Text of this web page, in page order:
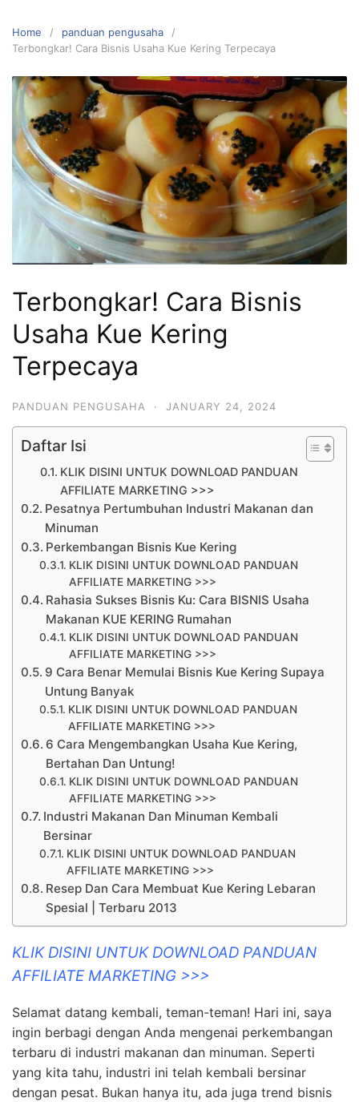
Home
panduan pengusaha
Terbongkar! Cara Bisnis Usaha Kue Kering Terpecaya
Terbongkar! Cara Bisnis
Usaha Kue Kering
Terpecaya
PANDUAN PENGUSAHA · JANUARY 24, 2024
Daftar Isi
KLIK DISINI UNTUK DOWNLOAD PANDUAN
AFFILIATE MARKETING >>>
Pesatnya Pertumbuhan Industri Makanan dan
Minuman
Perkembangan Bisnis Kue Kering
KLIK DISINI UNTUK DOWNLOAD PANDUAN
AFFILIATE MARKETING >>>
Rahasia Sukses Bisnis Ku: Cara BISNIS Usaha
Makanan KUE KERING Rumahan
KLIK DISINI UNTUK DOWNLOAD PANDUAN
AFFILIATE MARKETING >>>
9 Cara Benar Memulai Bisnis Kue Kering Supaya
Untung Banyak
KLIK DISINI UNTUK DOWNLOAD PANDUAN
AFFILIATE MARKETING >>>
6 Cara Mengembangkan Usaha Kue Kering,
Bertahan Dan Untung!
KLIK DISINI UNTUK DOWNLOAD PANDUAN
AFFILIATE MARKETING >>>
Industri Makanan Dan Minuman Kembali
Bersinar
KLIK DISINI UNTUK DOWNLOAD PANDUAN
AFFILIATE MARKETING >>>
Resep Dan Cara Membuat Kue Kering Lebaran
Spesial | Terbaru 2013
KLIK DISINI UNTUK DOWNLOAD PANDUAN
AFFILIATE MARKETING >>>
Selamat datang kembali, teman-teman! Hari ini, saya
ingin berbagi dengan Anda mengenai perkembangan
terbaru di industri makanan dan minuman. Seperti
yang kita tahu, industri ini telah kembali bersinar
dengan pesat. Bukan hanya itu, ada juga trend bisnis